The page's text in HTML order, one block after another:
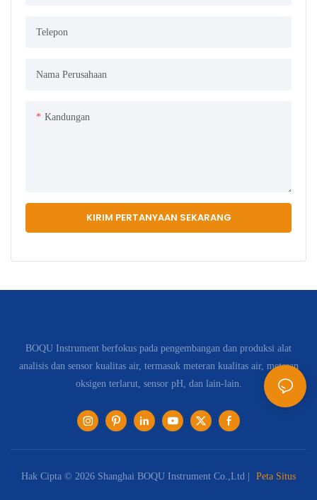
Telepon
Nama Perusahaan
Kandungan
KIRIM PERTANYAAN SEKARANG
BOQU Instrument berfokus pada pengembangan dan produksi alat
analisis dan sensor kualitas air, termasuk meteran kualitas air, meteran
oksigen terlarut, sensor pH, dan lain-lain.
Hak Cipta © 2026 Shanghai BOQU Instrument Co.,Ltd | Peta Situs